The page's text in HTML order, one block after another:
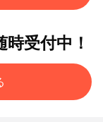
受付中！